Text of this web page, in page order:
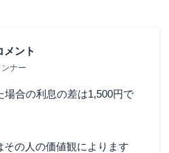
メント
ナー
合の利息の差は1,500円で
の人の価値観によります